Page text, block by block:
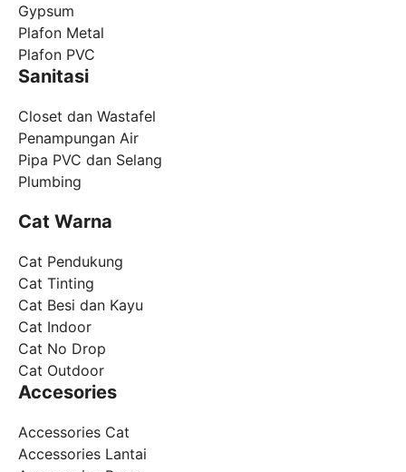
Gypsum
Plafon Metal
Plafon PVC
Sanitasi
Closet dan Wastafel
Penampungan Air
Pipa PVC dan Selang
Plumbing
Cat Warna
Cat Pendukung
Cat Tinting
Cat Besi dan Kayu
Cat Indoor
Cat No Drop
Cat Outdoor
Accesories
Accessories Cat
Accessories Lantai